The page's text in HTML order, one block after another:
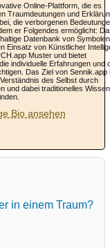
Online-Plattform, die es
Traumdeutungen und
die verborgenen
er Folgendes ermöglicht:
Datenbank von Symbolen
Einsatz von Künstlicher
Muster und bietet
individuelle Erfahrungen und
Das Ziel von Sennik.app
des Selbst durch
und dabei traditionelles
Bio ansehen
in einem Traum?